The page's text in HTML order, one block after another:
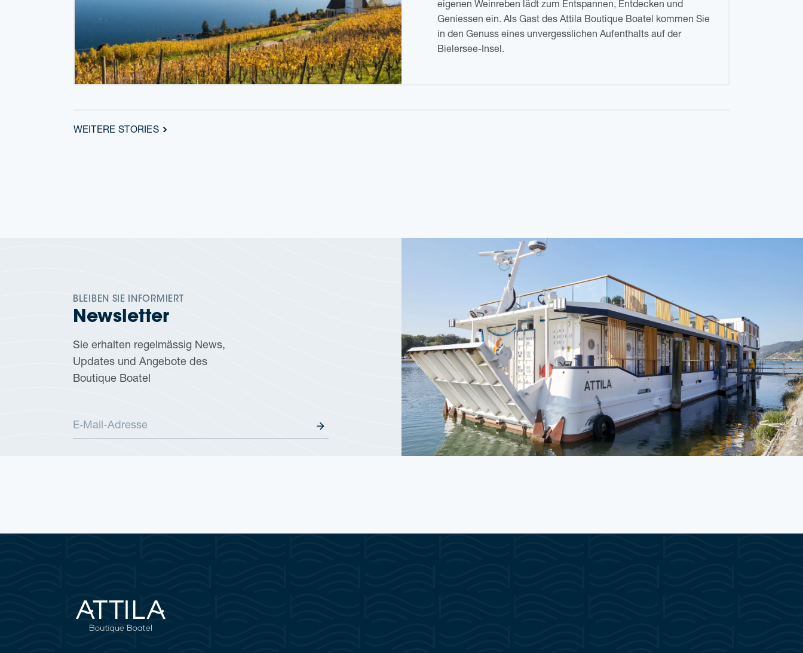
eige­nen Wein­re­ben lädt zum Ent­span­nen, Ent­de­cken und
Genies­sen ein. Als Gast des Attila Boutique Boatel kom­men Sie
in den Genuss eines unver­gess­li­chen Auf­ent­halts auf der
Bielersee-Insel.
WEITERE STORIES
BLEI­BEN SIE INFORMIERT
News­let­ter
Sie erhal­ten regel­mäs­sig News,
Updates und Ange­bo­te des
Boutique Boatel
E‑Mail-Adres­se